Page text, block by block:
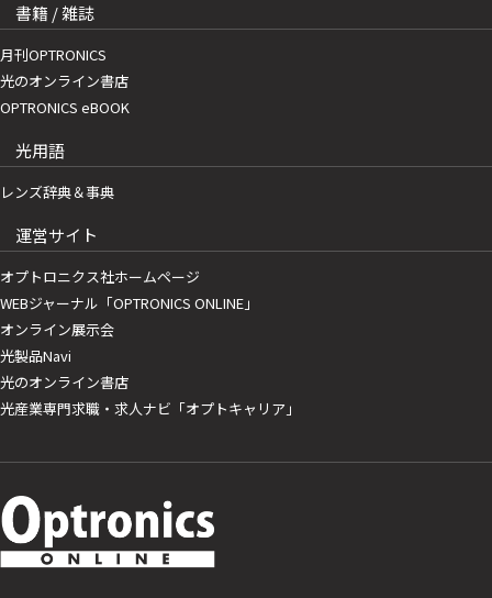
書籍 / 雑誌
月刊OPTRONICS
光のオンライン書店
OPTRONICS eBOOK
光用語
レンズ辞典＆事典
運営サイト
オプトロニクス社ホームページ
WEBジャーナル「OPTRONICS ONLINE」
オンライン展示会
光製品Navi
光のオンライン書店
光産業専門求職・求人ナビ「オプトキャリア」